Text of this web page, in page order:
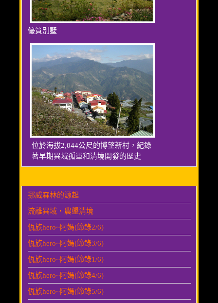
優質別墅
位於海拔2,044公尺的博望新村，紀錄
著早期異域孤軍和清境開發的歷史
挪威森林的源起
流離異域‧農墾清境
佤族hero~阿媽(節錄2/6)
佤族hero~阿媽(節錄3/6)
佤族hero~阿媽(節錄1/6)
佤族hero~阿媽(節錄4/6)
佤族hero~阿媽(節錄5/6)